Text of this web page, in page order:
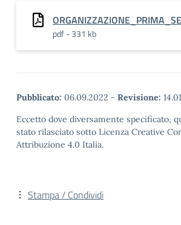
pdf - 331 kb
Pubblicato: 06.09.2022 - Revisione:
Eccetto dove diversamente specificato,
stato rilasciato sotto Licenza Creative
Attribuzione 4.0 Italia.
Stampa / Condividi